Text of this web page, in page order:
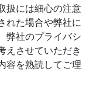
扱には細心の注意
れた場合や弊社に
弊社のプライバシ
えさせていただき
容を熟読してご理